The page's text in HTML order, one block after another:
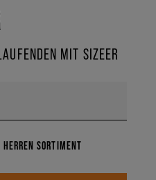
MIT SIZEER
HERREN SORTIMENT